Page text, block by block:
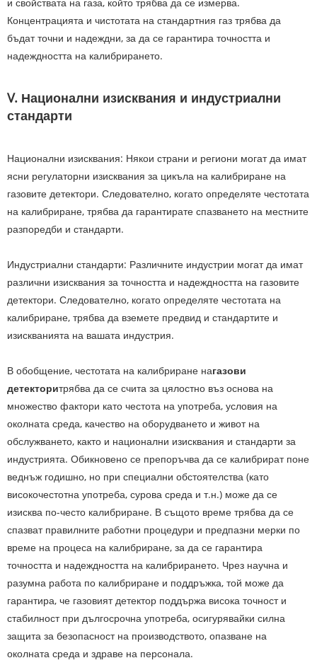
Концентрацията и чистотата на стандартния газ трябва да
бъдат точни и надеждни, за да се гарантира точността и
надеждността на калибрирането.
V. Национални изисквания и индустриални
стандарти
Национални изисквания: Някои страни и региони могат да имат
ясни регулаторни изисквания за цикъла на калибриране на
газовите детектори. Следователно, когато определяте честотата
на калибриране, трябва да гарантирате спазването на местните
разпоредби и стандарти.
Индустриални стандарти: Различните индустрии могат да имат
различни изисквания за точността и надеждността на газовите
детектори. Следователно, когато определяте честотата на
калибриране, трябва да вземете предвид и стандартите и
изискванията на вашата индустрия.
В обобщение, честотата на калибриране нагазови
детекторитрябва да се счита за цялостно въз основа на
множество фактори като честота на употреба, условия на
околната среда, качество на оборудването и живот на
обслужването, както и национални изисквания и стандарти за
индустрията. Обикновено се препоръчва да се калибрират поне
веднъж годишно, но при специални обстоятелства (като
високочестотна употреба, сурова среда и т.н.) може да се
изисква по-често калибриране. В същото време трябва да се
спазват правилните работни процедури и предпазни мерки по
време на процеса на калибриране, за да се гарантира
точността и надеждността на калибрирането. Чрез научна и
разумна работа по калибриране и поддръжка, той може да
гарантира, че газовият детектор поддържа висока точност и
стабилност при дългосрочна употреба, осигурявайки силна
защита за безопасност на производството, опазване на
околната среда и здраве на персонала.